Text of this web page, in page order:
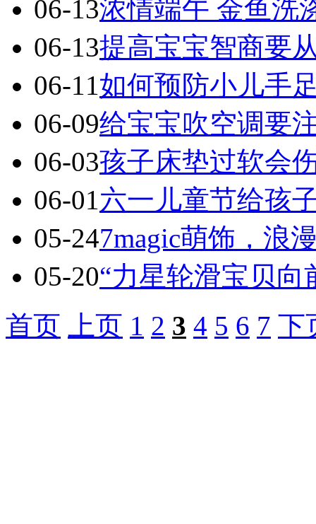
06-13浓情端午 金鱼洗
06-13提高宝宝智商要
06-11如何预防小儿手
06-09给宝宝吹空调要
06-03孩子床垫过软会
06-01六一儿童节给孩
05-247magic萌饰，浪
05-20“力星轮滑宝贝向
首页
上页 1 2 3 4 5 6 7 下